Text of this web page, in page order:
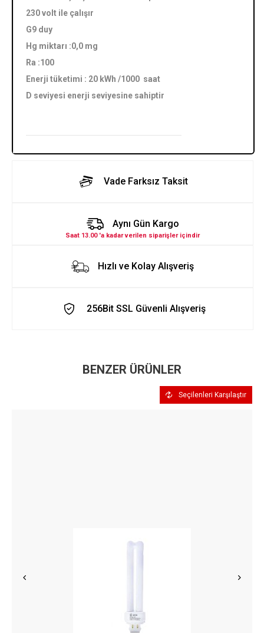
230 volt ile çalışır
G9 duy
Hg miktarı :0,0 mg
Ra :100
Enerji tüketimi : 20 kWh /1000 saat
D seviyesi enerji seviyesine sahiptir
Vade Farksız Taksit
Aynı Gün Kargo
Saat 13.00 'a kadar verilen siparişler içindir
Hızlı ve Kolay Alışveriş
256Bit SSL Güvenli Alışveriş
BENZER ÜRÜNLER
Seçilenleri Karşılaştır